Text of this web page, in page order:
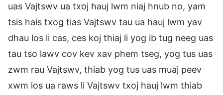
uas Vajtswv ua txoj hauj lwm niaj hnub no, yam
tsis hais txog tias Vajtswv tau ua hauj lwm yav
dhau los li cas, ces koj thiaj li yog ib tug neeg uas
tau tso lawv cov kev xav phem tseg, yog tus uas
zwm rau Vajtswv, thiab yog tus uas muaj peev
xwm los ua raws li Vajtswv txoj hauj lwm thiab